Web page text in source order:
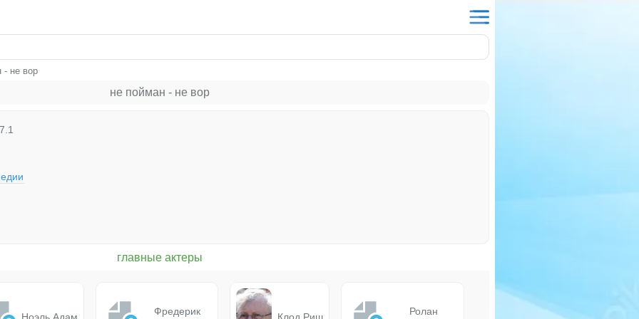
- не вор
не пойман - не вор
главные актеры
Фредерик
Ролан